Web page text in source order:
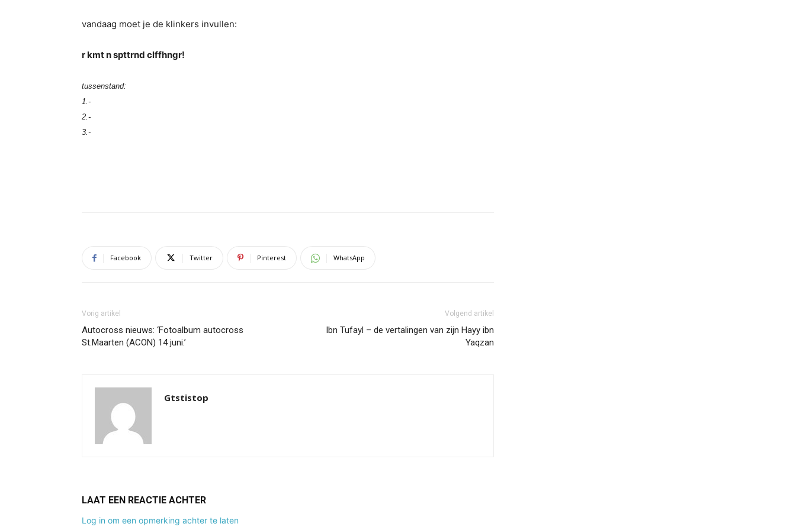
vandaag moet je de klinkers invullen:
r kmt n spttrnd clffhngr!
tussenstand:
1.-
2.-
3.-
Facebook Twitter Pinterest WhatsApp
Vorig artikel
Autocross nieuws: ‘Fotoalbum autocross
St.Maarten (ACON) 14 juni.’
Volgend artikel
Ibn Tufayl – de vertalingen van zijn Hayy ibn
Yaqzan
Gtstistop
LAAT EEN REACTIE ACHTER
Log in om een opmerking achter te laten